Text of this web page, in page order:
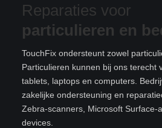
Reparaties voor
particulieren en
TouchFix ondersteunt zowel
Particulieren kunnen bij ons terecht
tablets, laptops en computers.
zakelijke ondersteuning en
Zebra-scanners, Microsoft Surface-
devices.